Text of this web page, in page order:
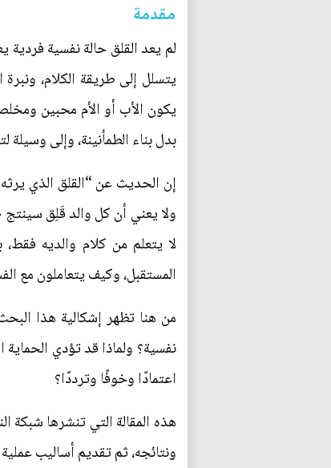
مقدمة
لم يعد القلق حالة نفسية
يتسلل إلى طريقة الكلام،
يكون الأب أو الأم محبين
بدل بناء الطمأنينة، وإلى
إن الحديث عن “القلق الذي
ولا يعني أن كل والد قَلِق سينتج
لا يتعلم من كلام والديه
المستقبل، وكيف يتعاملون مع
من هنا تظهر إشكالية هذا
نفسية؟ ولماذا قد تؤدي الحماية
اعتمادًا وخوفًا وترددًا؟
هذه المقالة التي تنشرها شبكة
ونتائجه، ثم تقديم أساليب